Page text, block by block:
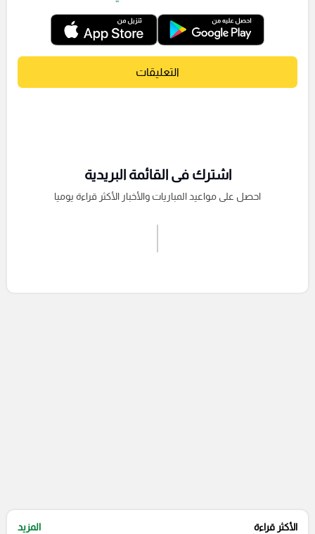
التعليقات
اشترك فى القائمة البريدية
احصل على مواعيد المباريات والأخبار الأكثر قراءة يوميا
الأكثر قراءة المزيد